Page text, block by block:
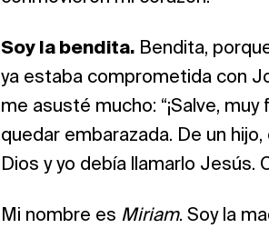
Soy la bendita. Bendita,
ya estaba comprometida con
me asusté mucho: “¡Salve,
quedar embarazada. De un
Dios y yo debía llamarlo Jesús.
Mi nombre es Miriam. Soy la